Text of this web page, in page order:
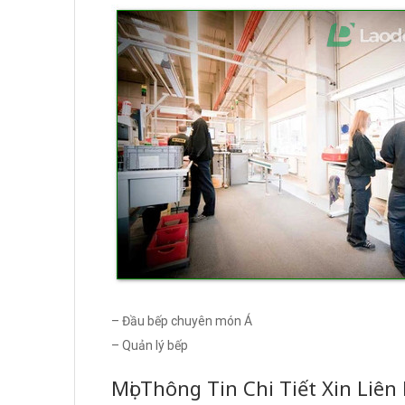
– Đầu bếp chuyên món Á
– Quản lý bếp
Mọi Thông Tin Chi Tiết Xin Liên